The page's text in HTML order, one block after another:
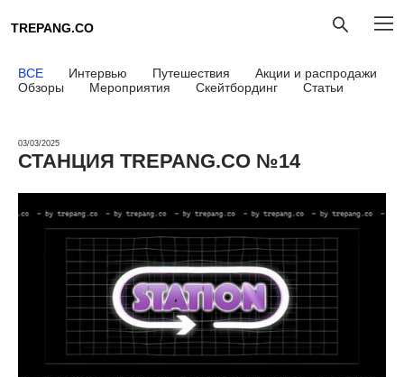
TREPANG.CO
ВСЕ Интервью Путешествия
Акции и распродажи
Обзоры
Мероприятия Скейтбординг Статьи
03/03/2025
СТАНЦИЯ TREPANG.CO №14